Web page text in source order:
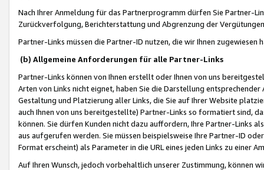
Nach Ihrer Anmeldung für das Partnerprogramm dürfen Sie Partner-
Zurückverfolgung, Berichterstattung und Abgrenzung der
Partner-Links müssen die Partner-ID nutzen, die wir Ihnen zugewiesen
(b) Allgemeine Anforderungen für alle Partner-Links
Partner-Links können von Ihnen erstellt oder Ihnen von uns
Arten von Links nicht eignet, haben Sie die Darstellung
Gestaltung und Platzierung aller Links, die Sie auf Ihrer Website
auch Ihnen von uns bereitgestellte) Partner-Links so formatiert sind,
können. Sie dürfen Kunden nicht dazu auffordern, Ihre Partner-Links
aus aufgerufen werden. Sie müssen beispielsweise Ihre Partner-ID
Format erscheint) als Parameter in die URL eines jeden Links zu einer
Auf Ihren Wunsch, jedoch vorbehaltlich unserer Zustimmung, können